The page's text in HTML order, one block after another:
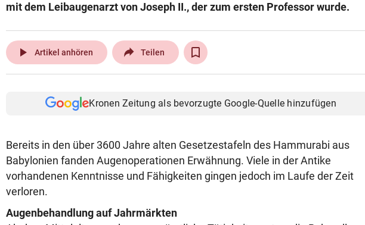
mit dem Leibaugenarzt von Joseph II., der zum ersten Professor wurde.
play_arrow Artikel anhören Teilen
Kronen Zeitung als bevorzugte Google-Quelle hinzufügen
Bereits in den über 3600 Jahre alten Gesetzestafeln des Hammurabi aus
Babylonien fanden Augenoperationen Erwähnung. Viele in der Antike
vorhandenen Kenntnisse und Fähigkeiten gingen jedoch im Laufe der Zeit
verloren.
Augenbehandlung auf Jahrmärkten